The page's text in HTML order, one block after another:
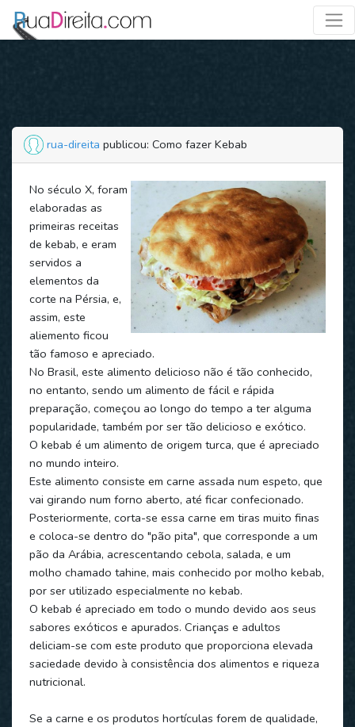
rua-direita publicou: Como fazer Kebab
No século X, foram
elaboradas as
primeiras receitas
de kebab, e eram
servidos a
elementos da
corte na Pérsia, e,
assim, este
aliemento ficou
tão famoso e apreciado.
No Brasil, este alimento delicioso não é tão conhecido,
no entanto, sendo um alimento de fácil e rápida
preparação, começou ao longo do tempo a ter alguma
popularidade, também por ser tão delicioso e exótico.
O kebab é um alimento de origem turca, que é apreciado
no mundo inteiro.
Este alimento consiste em carne assada num espeto, que
vai girando num forno aberto, até ficar confecionado.
Posteriormente, corta-se essa carne em tiras muito finas
e coloca-se dentro do "pão pita", que corresponde a um
pão da Arábia, acrescentando cebola, salada, e um
molho chamado tahine, mais conhecido por molho kebab,
por ser utilizado especialmente no kebab.
O kebab é apreciado em todo o mundo devido aos seus
sabores exóticos e apurados. Crianças e adultos
deliciam-se com este produto que proporciona elevada
saciedade devido à consistência dos alimentos e riqueza
nutricional.
Se a carne e os produtos hortículas forem de qualidade,